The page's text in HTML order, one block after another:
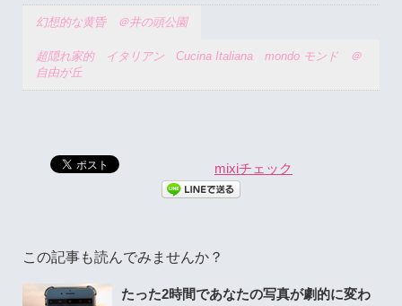
幻想的な黄昏 ＠井の頭公園
超隠れ家的 イタリアン Cucina Italiana mondo モンド ＠
自由が丘
mixiチェック
この記事も読んでみませんか？
たった2時間であなたの写真が劇的に変わ